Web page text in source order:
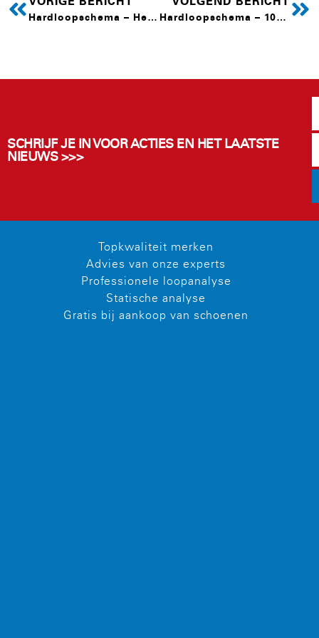
Hardloopschema – Hele marathon Hardloopschema – 10-15KM
SCHRIJF JE IN VOOR ACTIES EN HET LAATSTE
NIEUWS >>>
Topkwaliteit merken
Advies van onze experts
Professionele loopanalyse
Statische analyse
Gratis bij aankoop van schoenen